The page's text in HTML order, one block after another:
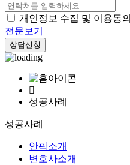
개인정보 수집 및 이용동의
전문보기
상담신청
성공사례
성공사례
안팍소개
변호사소개